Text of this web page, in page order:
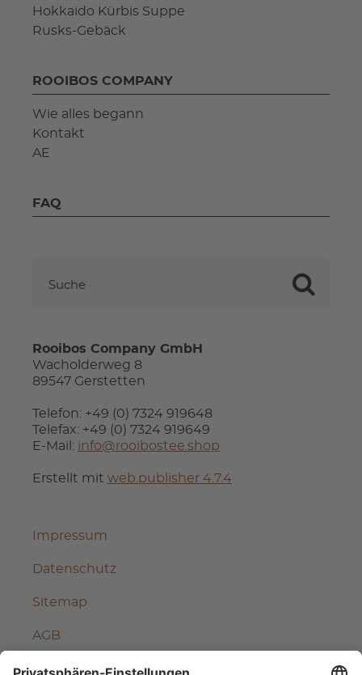
Hokkaido Kürbis Suppe
Rusks-Gebäck
ROOIBOS COMPANY
Wie alles begann
Kontakt
AE
FAQ
Rooibos Company GmbH
Wacholderweg 8
89547 Gerstetten
Telefon: +49 (0) 7324 919648
Telefax: +49 (0) 7324 919649
E-Mail: info@rooibostee.shop
Erstellt mit web.publisher 4.7.4
Impressum
Datenschutz
Sitemap
AGB
Vertrag widerrufen